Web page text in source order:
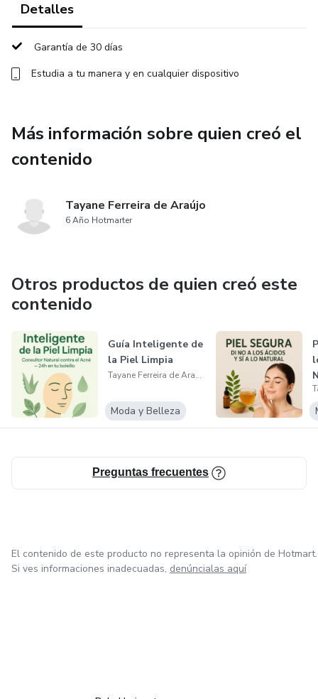
Detalles
Garantía de 30 días
Estudia a tu manera y en cualquier dispositivo
Más información sobre quien creó el
contenido
Tayane Ferreira de Araújo
6 Año Hotmarter
Otros productos de quien creó este
contenido
Guía Inteligente de
la Piel Limpia
Tayane Ferreira de Araújo
Moda y Belleza
Preguntas frecuentes
El contenido de este producto no representa la opinión de Hotmart.
Si ves informaciones inadecuadas, denúncialas aquí